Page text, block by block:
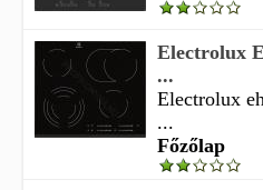
Electrolux
...
Electrolux
...
Főzőlap